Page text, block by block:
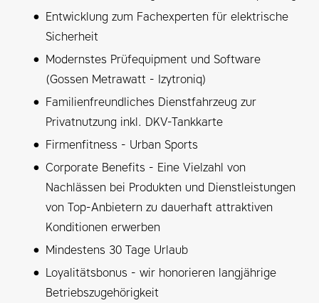
Entwicklung zum Fachexperten für elektrische
Sicherheit
Modernstes Prüfequipment und Software
(Gossen Metrawatt - Izytroniq)
Familienfreundliches Dienstfahrzeug zur
Privatnutzung inkl. DKV-Tankkarte
Firmenfitness - Urban Sports
Corporate Benefits - Eine Vielzahl von
Nachlässen bei Produkten und Dienstleistungen
von Top-Anbietern zu dauerhaft attraktiven
Konditionen erwerben
Mindestens 30 Tage Urlaub
Loyalitätsbonus - wir honorieren langjährige
Betriebszugehörigkeit